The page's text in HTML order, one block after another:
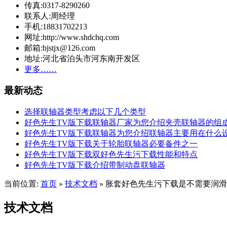
传真:0317-8290260
联系人:周经理
手机:18831702213
网址:http://www.shdchq.com
邮箱:bjstjx@126.com
地址:河北省泊头市河东南开发区
更多……
最新动态
选择联轴器类型考虑以下几个类型
好色先生TV版下载联轴器厂家为您介绍夹壳联轴器的组
好色先生TV版下载联轴器为您介绍联轴器主要用在什么
好色先生TV版下载关于轮胎联轴器必要备件之一
好色先生TV版下载双好色先生污下载性能和特点
好色先生TV版下载介绍带制动盘联轴器
当前位置: 首页 » 技术文档 » 胀套好色先生污下载是不需要润滑
技术文档